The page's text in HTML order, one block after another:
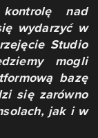
nad
wydarzyć w
Studio
mogli
bazę
się zarówno
jak i w